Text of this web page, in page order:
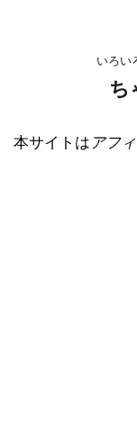
いろい
ち
本サイトは アフ